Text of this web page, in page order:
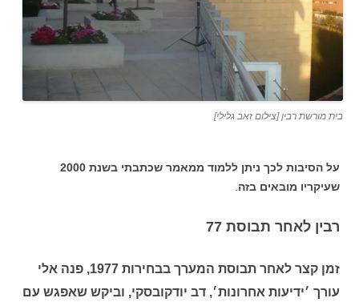
בית מורשת רבין [צילום זאב גלילי]
שעיקריו מובאים בזה
רבין לאחר תבוסת 77
זמן קצר לאחר תבוסת המערך בבחירות 1977, פנה אלי
עורך ׳ידיעות אחרונות׳, דב יודקובסקי, וביקש שאפגש עם